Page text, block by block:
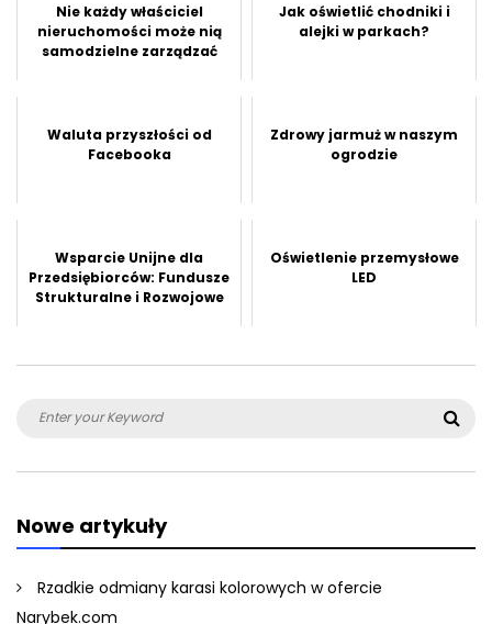
Nie każdy właściciel
nieruchomości może nią
samodzielne zarządzać
Jak oświetlić chodniki i
alejki w parkach?
Waluta przyszłości od
Facebooka
Zdrowy jarmuż w naszym
ogrodzie
Wsparcie Unijne dla
Przedsiębiorców: Fundusze
Strukturalne i Rozwojowe
Oświetlenie przemysłowe
LED
Search
Nowe artykuły
Rzadkie odmiany karasi kolorowych w ofercie
Narybek.com